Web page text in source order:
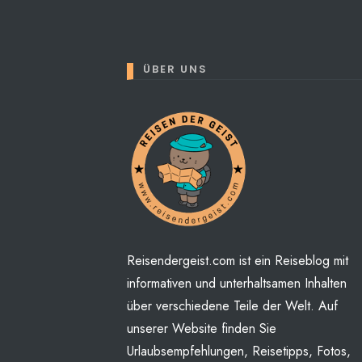
Perhaps You will find
ÜBER UNS
Reisendergeist.com ist ein Reiseblog mit
informativen und unterhaltsamen Inhalten
über verschiedene Teile der Welt. Auf
unserer Website finden Sie
Urlaubsempfehlungen, Reisetipps, Fotos,